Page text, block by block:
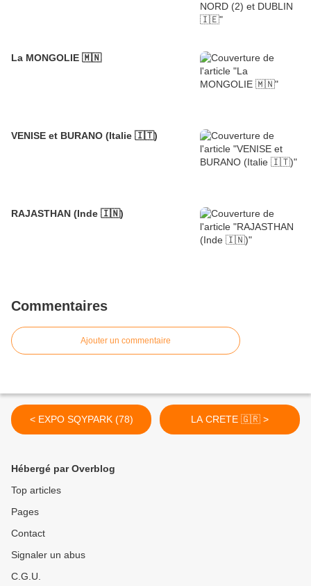
La MONGOLIE 🇲🇳
VENISE et BURANO (Italie 🇮🇹)
RAJASTHAN (Inde 🇮🇳)
Commentaires
Ajouter un commentaire
< EXPO SQYPARK (78) LA CRETE 🇬🇷 >
Hébergé par Overblog
Top articles
Pages
Contact
Signaler un abus
C.G.U.